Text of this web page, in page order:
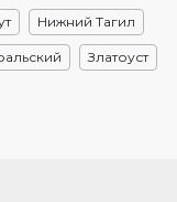
Нижний Тагил
Златоуст